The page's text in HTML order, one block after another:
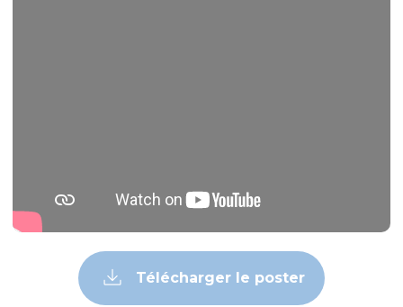
Télécharger le poster